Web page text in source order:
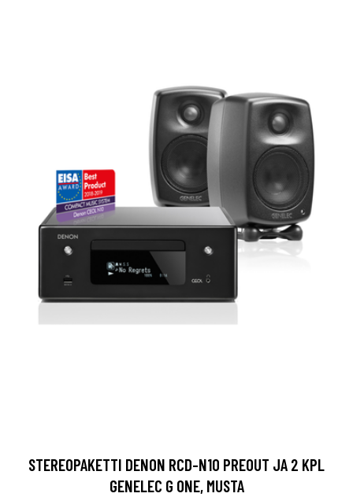
STEREOPAKETTI DENON RCD-N10 PREOUT JA 2 KPL
GENELEC G ONE, MUSTA